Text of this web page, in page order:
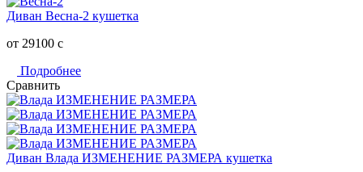
Диван Весна-2 кушетка
от 29100 c
Подробнее
Сравнить
Диван Влада ИЗМЕНЕНИЕ РАЗМЕРА кушетка